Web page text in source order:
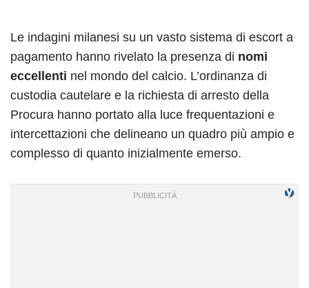
Le indagini milanesi su un vasto sistema di escort a
pagamento hanno rivelato la presenza di nomi
eccellenti nel mondo del calcio. L’ordinanza di
custodia cautelare e la richiesta di arresto della
Procura hanno portato alla luce frequentazioni e
intercettazioni che delineano un quadro più ampio e
complesso di quanto inizialmente emerso.